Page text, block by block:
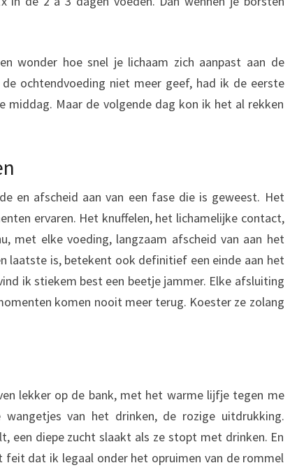
wonder hoe snel je lichaam zich aanpast aan de
ochtendvoeding niet meer geef, had ik de eerste
middag. Maar de volgende dag kon ik het al rekken
en afscheid aan van een fase die is geweest. Het
ervaren. Het knuffelen, het lichamelijke contact,
met elke voeding, langzaam afscheid van aan het
laatste is, betekent ook definitief een einde aan het
ik stiekem best een beetje jammer. Elke afsluiting
komen nooit meer terug. Koester ze zolang
lekker op de bank, met het warme lijfje tegen me
van het drinken, de rozige uitdrukking.
een diepe zucht slaakt als ze stopt met drinken. En
dat ik legaal onder het opruimen van de rommel